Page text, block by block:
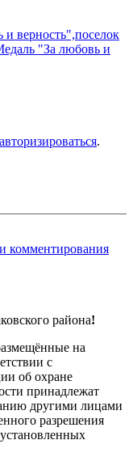
и верность",поселок
"За любовь и
авторизироваться.
комментирования
района!
на
с
об охране
принадлежат
другими лицами
разрешения